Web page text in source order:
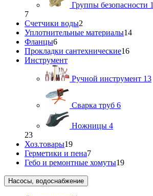
Группы безопасности 1
7
Счетчики воды2
Уплотнительные материалы14
Фланцы6
Прокладки сантехнические16
Инструмент
Ручной инструмент 13
Сварка труб 6
Ножницы 4
23
Хоз.товары19
Герметики и пена7
Гебо и ремонтные хомуты19
Насосы, водоснабжение